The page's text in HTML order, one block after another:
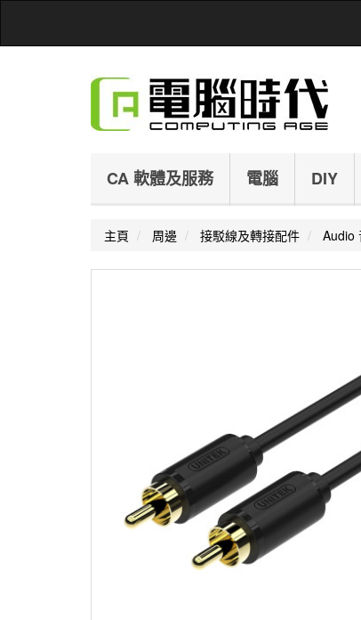
CA 軟體及服務 電腦 DIY
主頁 周邊 接駁線及轉接配件 Audio